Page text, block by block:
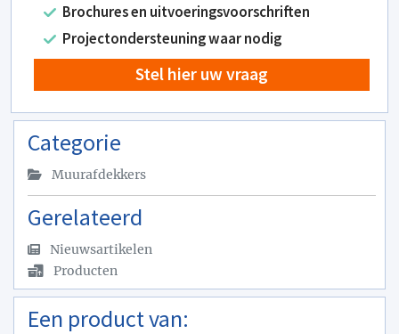
Brochures en uitvoeringsvoorschriften
Projectondersteuning waar nodig
Stel hier uw vraag
Categorie
Muurafdekkers
Gerelateerd
Nieuwsartikelen
Producten
Een product van: